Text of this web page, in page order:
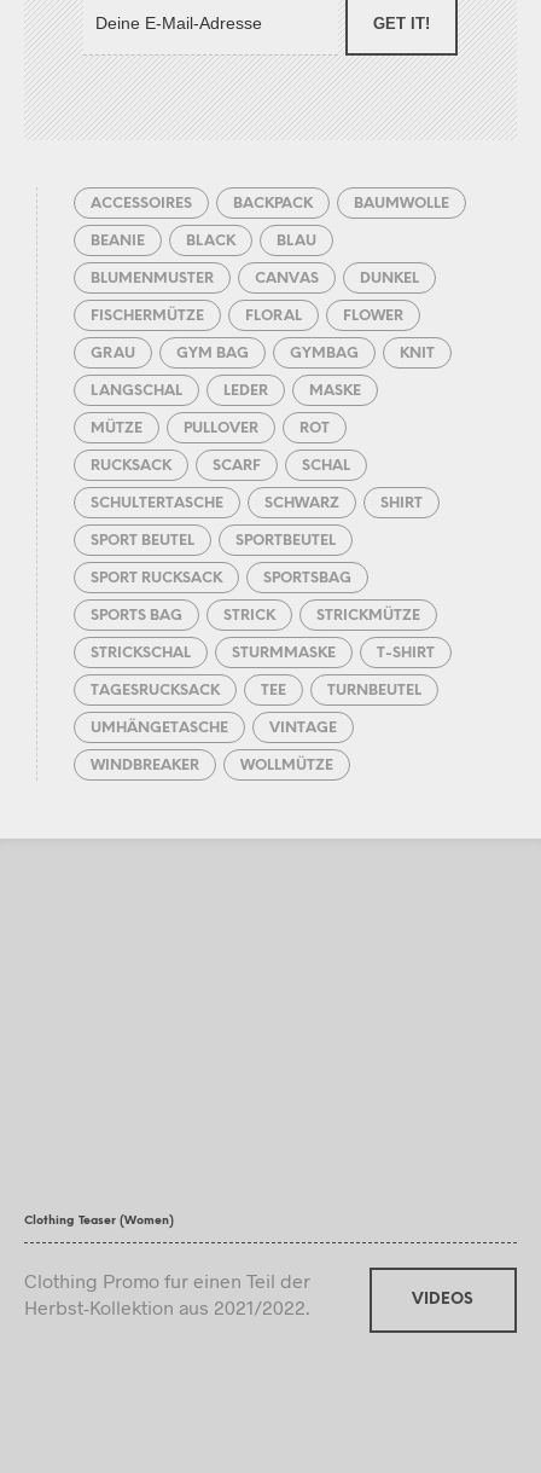
GET IT!
ACCESSOIRES BACKPACK BAUMWOLLE
BEANIE BLACK BLAU
BLUMENMUSTER CANVAS DUNKEL
FISCHERMÜTZE FLORAL FLOWER
GRAU GYM BAG GYMBAG KNIT
LANGSCHAL LEDER MASKE
MÜTZE PULLOVER ROT
RUCKSACK SCARF SCHAL
SCHULTERTASCHE SCHWARZ SHIRT
SPORT BEUTEL SPORTBEUTEL
SPORT RUCKSACK SPORTSBAG
SPORTS BAG STRICK STRICKMÜTZE
STRICKSCHAL STURMMASKE T-SHIRT
TAGESRUCKSACK TEE TURNBEUTEL
UMHÄNGETASCHE VINTAGE
WINDBREAKER WOLLMÜTZE
Clothing Teaser (Women)
Clothing Promo fur einen Teil der
Herbst-Kollektion aus 2021/2022.
VIDEOS